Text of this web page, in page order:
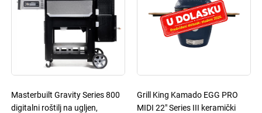
Masterbuilt Gravity Series 800
digitalni roštilj na ugljen,
Grill King Kamado EGG PRO
MIDI 22" Series III keramički